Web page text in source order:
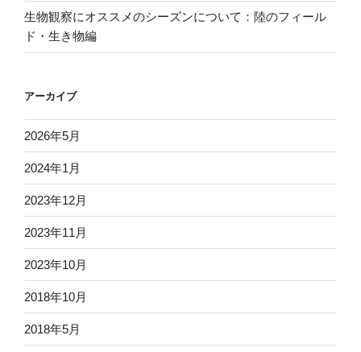
生物観察にオススメのシーズンについて：陸のフィール
ド・生き物編
アーカイブ
2026年5月
2024年1月
2023年12月
2023年11月
2023年10月
2018年10月
2018年5月